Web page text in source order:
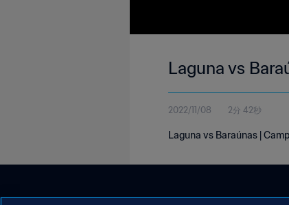
Laguna vs
2022/11/08 2分 42秒
Laguna vs Baraúnas |